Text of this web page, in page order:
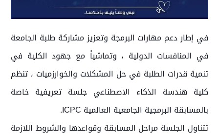
في إطار دعم مهارات البرمجة وتعزيز مشاركة طلبة الجامعة
في المنافسات الدولية ، وتماشياً مع جهود الكلية في
تنمية قدرات الطلبة في حل المشكلات والخوارزميات ، تنظم
كلية هندسة الذكاء الاصطناعي جلسة تعريفية خاصة
بالمسابقة البرمجية الجامعية العالمية ICPC.
تتناول الجلسة مراحل المسابقة وقواعدها والشروط اللازمة